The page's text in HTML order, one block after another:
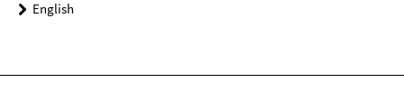
English